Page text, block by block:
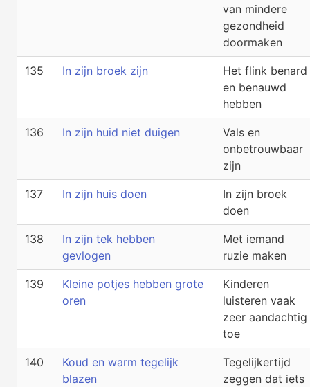
van mindere
gezondheid
doormaken
135 In zijn broek zijn
Het flink benard
en benauwd
hebben
136 In zijn huid niet duigen
Vals en
onbetrouwbaar
zijn
137 In zijn huis doen
In zijn broek
doen
138
In zijn tek hebben
gevlogen
Met iemand
ruzie maken
139
Kleine potjes hebben grote
oren
Kinderen
luisteren vaak
zeer aandachtig
toe
140
Koud en warm tegelijk
blazen
Tegelijkertijd
zeggen dat iets